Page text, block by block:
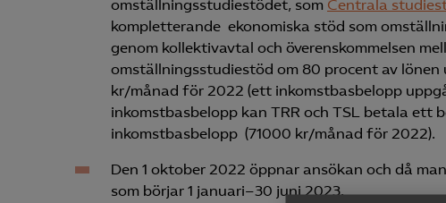
omställningsstudiestödet, som Centrala
kompletterande ekonomiska stöd som
genom kollektivavtal och överenskommelsen
omställningsstudiestöd om 80 procent av
kr/månad för 2022 (ett inkomstbasbelopp
inkomstbasbelopp kan TRR och TSL betala ett
inkomstbasbelopp (71000 kr/månad för 2022).
Den 1 oktober 2022 öppnar ansökan och då
som börjar 1 januari–30 juni 2023.